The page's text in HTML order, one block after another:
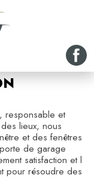
responsable et
lieux, nous
et des fenêtres
de garage
satisfaction et l
pour résoudre des